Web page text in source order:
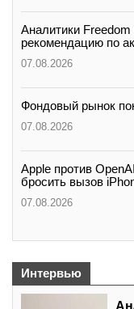
Аналитики
рекомендацию по
07.08.2026
Фондовый рынок
07.08.2026
Apple против
бросить вызов
07.08.2026
Интервью